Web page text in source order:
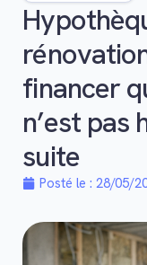
financer
n’est pas
suite
Posté le : 28/05/